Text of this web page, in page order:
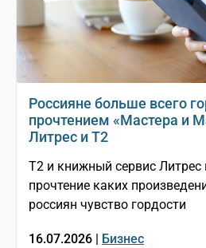
Россияне больше всего
прочтением «Мастера и
Литрес и T2
T2 и книжный сервис Литрес
прочтение каких
россиян чувство гордости
16.07.2026 | Бизнес